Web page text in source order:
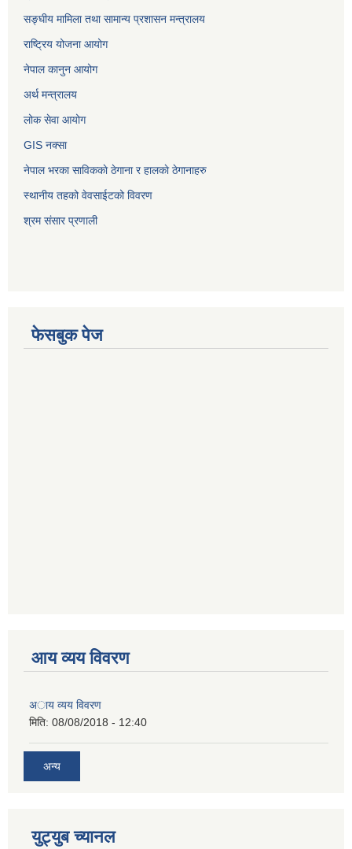
सङ्‍घीय मामिला तथा सामान्य प्रशासन मन्त्रालय
राष्ट्रिय योजना आयोग
नेपाल कानुन आयोग
अर्थ मन्त्रालय
लोक सेवा आयोग
GIS नक्सा
नेपाल भरका साविककाे ठेगाना र हालकाे ठेगानाहरु
स्थानीय तहको वेवसाईटको विवरण
श्रम संसार प्रणाली
फेसबुक पेज
आय व्यय विवरण
अाय व्यय विवरण
मिति: 08/08/2018 - 12:40
अन्य
युट्युब च्यानल